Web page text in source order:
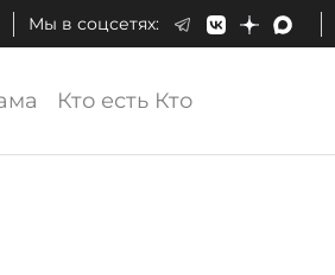
Мы в соцсетях:
Кто есть Кто